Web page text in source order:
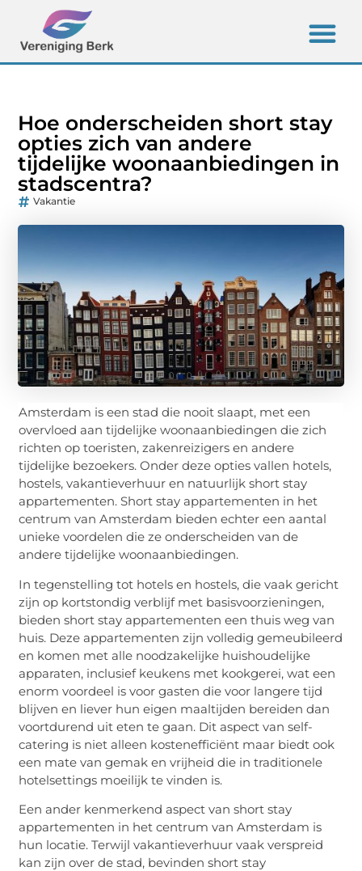
Hoe onderscheiden short stay
opties zich van andere
tijdelijke woonaanbiedingen in
stadscentra?
Vakantie
Amsterdam is een stad die nooit slaapt, met een
overvloed aan tijdelijke woonaanbiedingen die zich
richten op toeristen, zakenreizigers en andere
tijdelijke bezoekers. Onder deze opties vallen hotels,
hostels, vakantieverhuur en natuurlijk short stay
appartementen. Short stay appartementen in het
centrum van Amsterdam bieden echter een aantal
unieke voordelen die ze onderscheiden van de
andere tijdelijke woonaanbiedingen.
In tegenstelling tot hotels en hostels, die vaak gericht
zijn op kortstondig verblijf met basisvoorzieningen,
bieden short stay appartementen een thuis weg van
huis. Deze appartementen zijn volledig gemeubileerd
en komen met alle noodzakelijke huishoudelijke
apparaten, inclusief keukens met kookgerei, wat een
enorm voordeel is voor gasten die voor langere tijd
blijven en liever hun eigen maaltijden bereiden dan
voortdurend uit eten te gaan. Dit aspect van self-
catering is niet alleen kostenefficiënt maar biedt ook
een mate van gemak en vrijheid die in traditionele
hotelsettings moeilijk te vinden is.
Een ander kenmerkend aspect van short stay
appartementen in het centrum van Amsterdam is
hun locatie. Terwijl vakantieverhuur vaak verspreid
kan zijn over de stad, bevinden short stay